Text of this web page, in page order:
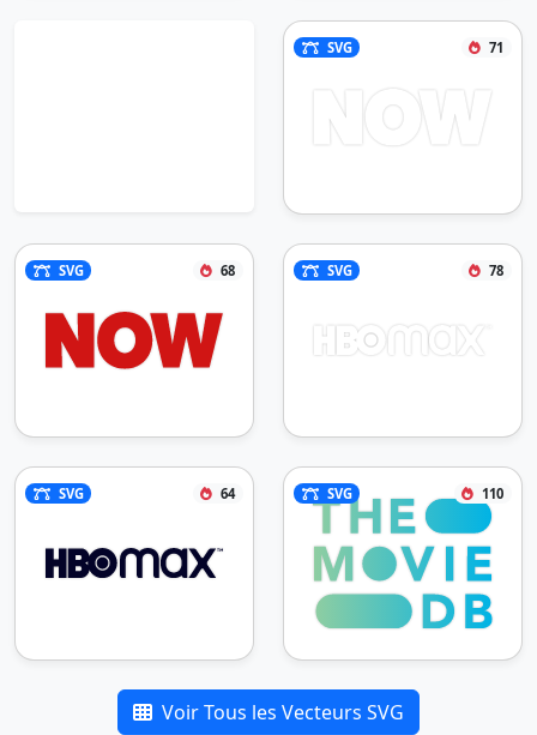
SVG 71
SVG 68 SVG 78
SVG 64 SVG 110
Voir Tous les Vecteurs SVG